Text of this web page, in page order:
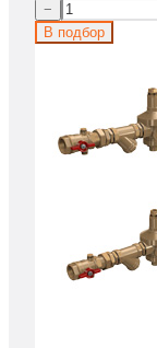
−
В подбор